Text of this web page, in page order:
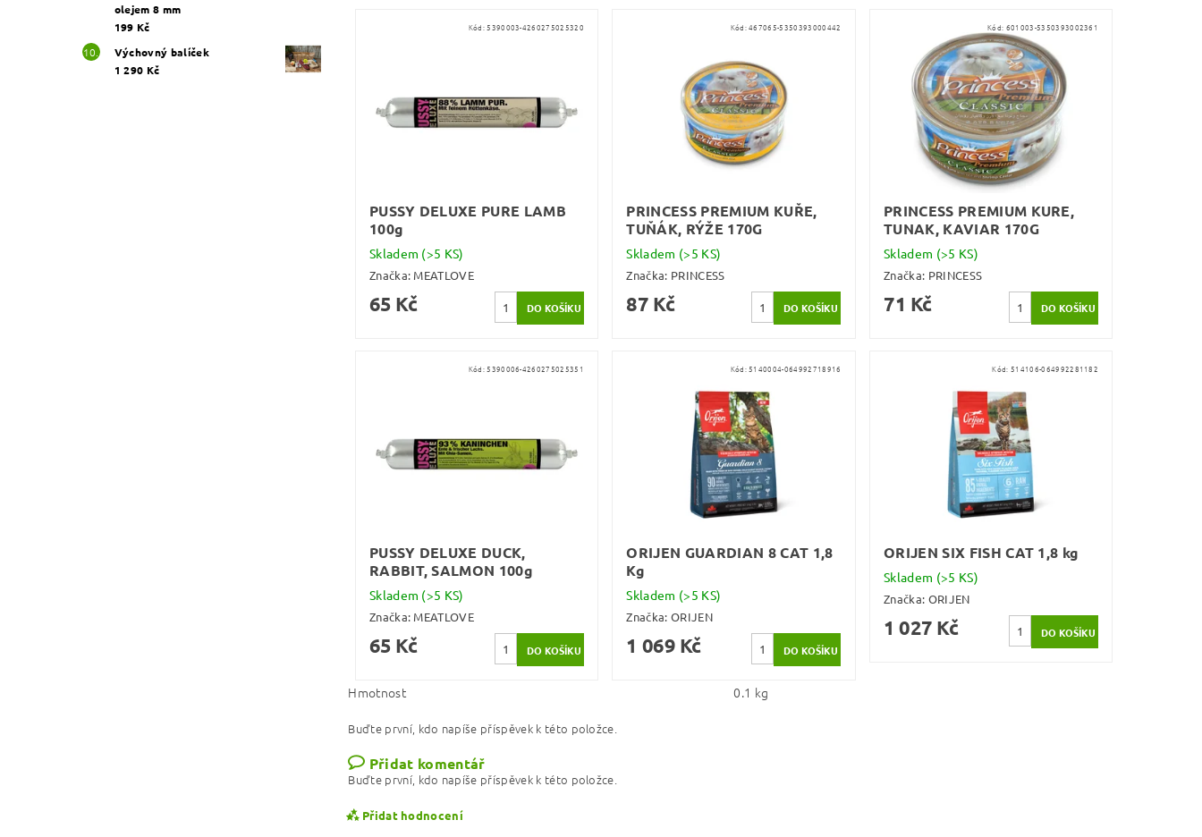
olejem 8 mm
199 Kč
Výchovný balíček
1 290 Kč
Kód: 5390003-4260275025320
PUSSY DELUXE PURE LAMB
100g
Skladem (>5 KS)
Značka: MEATLOVE
65 Kč
Kód:467065-5350393000442
PRINCESS PREMIUM KUŘE,
TUŇÁK, RÝŽE 170G
Skladem (>5 KS)
Značka: PRINCESS
87 Kč
Kód: 601003-5350393002361
PRINCESS PREMIUM KURE,
TUNAK, KAVIAR 170G
Skladem (>5 KS)
Značka: PRINCESS
71 Kč
Kód:5390006-4260275025351
PUSSY DELUXE DUCK,
RABBIT, SALMON 100g
Skladem (>5 KS)
Značka: MEATLOVE
65 Kč
Kód:5140004-064992718916
ORIJEN GUARDIAN 8 CAT 1,8
Kg
Skladem (>5 KS)
Značka:ORIJEN
1 069 Kč
Kód:514106-064992281182
ORIJEN SIX FISH CAT 1,8 kg
Skladem (>5 KS)
Značka: ORIJEN
1 027 Kč
Hmotnost 0.1 kg
Buďte první, kdo napíše příspěvek k této položce.
Přidat komentář
Buďte první, kdo napíše příspěvek k této položce.
Přidat hodnocení